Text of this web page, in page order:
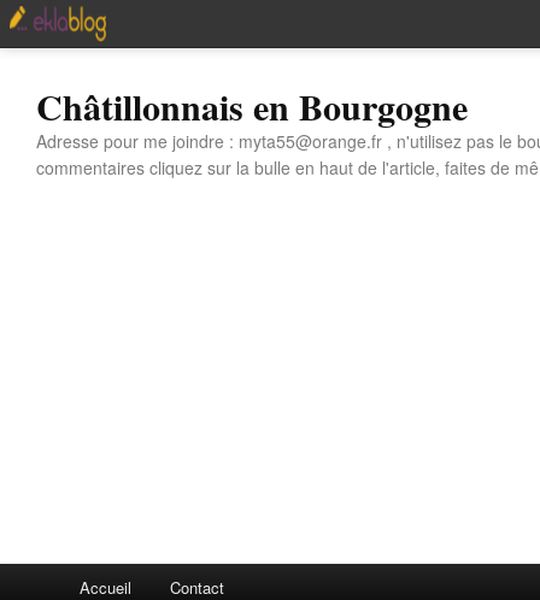
Châtillonnais en Bourgogne
Adresse pour me joindre : myta55@orange.fr , n'utilisez pas le
commentaires cliquez sur la bulle en haut de l'article, faites de
Accueil Contact